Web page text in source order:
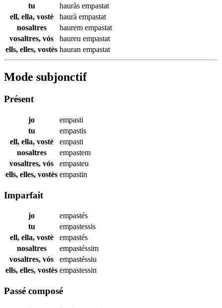
tu
hauràs empastat
ell, ella, vostè
haurà empastat
nosaltres
haurem empastat
vosaltres, vós
haureu empastat
ells, elles, vostès hauran empastat
Mode subjonctif
Présent
jo
empasti
tu
empastis
ell, ella, vostè
empasti
nosaltres
empastem
vosaltres, vós
empasteu
ells, elles, vostès empastin
Imparfait
jo
empastés
tu
empastessis
ell, ella, vostè
empastés
nosaltres
empastéssim
vosaltres, vós
empastéssiu
ells, elles, vostès empastessin
Passé composé